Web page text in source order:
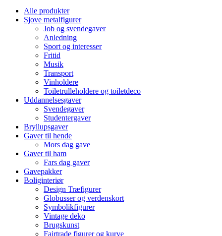
Alle produkter
Sjove metalfigurer
Job og svendegaver
Anledning
Sport og interesser
Fritid
Musik
Transport
Vinholdere
Toiletrulleholdere og toiletdeco
Uddannelsesgaver
Svendegaver
Studentergaver
Bryllupsgaver
Gaver til hende
Mors dag gave
Gaver til ham
Fars dag gaver
Gavepakker
Boliginteriør
Design Træfigurer
Globusser og verdenskort
Symbolikfigurer
Vintage deko
Brugskunst
Fairtrade figurer og kurve